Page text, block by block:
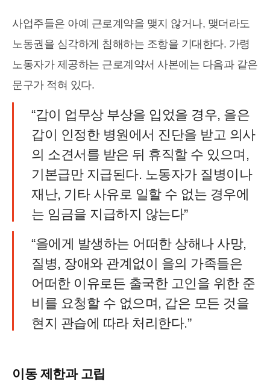
사업주들은 아예 근로계약을 맺지 않거나, 맺더라도
노동권을 심각하게 침해하는 조항을 기대한다. 가령
노동자가 제공하는 근로계약서 사본에는 다음과 같은
문구가 적혀 있다.
“갑이 업무상 부상을 입었을 경우, 을은
갑이 인정한 병원에서 진단을 받고 의사
의 소견서를 받은 뒤 휴직할 수 있으며,
기본급만 지급된다. 노동자가 질병이나
재난, 기타 사유로 일할 수 없는 경우에
는 임금을 지급하지 않는다”
“을에게 발생하는 어떠한 상해나 사망,
질병, 장애와 관계없이 을의 가족들은
어떠한 이유로든 출국한 고인을 위한 준
비를 요청할 수 없으며, 갑은 모든 것을
현지 관습에 따라 처리한다.”
이동 제한과 고립